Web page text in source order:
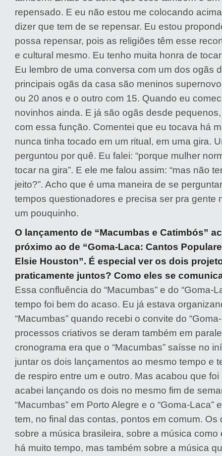
repensado. E eu não estou me colocando
dizer que tem de se repensar. Eu estou
possa repensar, pois as religiões têm esse
e cultural mesmo. Eu tenho muita honra de
Eu lembro de uma conversa com um dos ogãs
principais ogãs da casa são meninos
ou 20 anos e o outro com 15. Quando eu
novinhos ainda. E já são ogãs desde
com essa função. Comentei que eu tocava há
nunca tinha tocado em um ritual, em uma gira.
perguntou por quê. Eu falei: “porque mulher
tocar na gira”. E ele me falou assim: “mas não
jeito?”. Acho que é uma maneira de se
tempos questionadores e precisa ser pra gente
um pouquinho.
O lançamento de “Macumbas e Catimbós”
próximo ao de “Goma-Laca: Cantos
Elsie Houston”. É especial ver os dois
praticamente juntos? Como eles se
Essa confluência do “Macumbas” e do “Goma-
tempo foi bem do acaso. Eu já estava
“Macumbas” quando recebi o convite do
processos criativos se deram também em
cronograma era que o “Macumbas” saísse no
juntar os dois lançamentos ao mesmo tempo e
de respiro entre um e outro. Mas acabou que
acabei lançando os dois no mesmo fim de
“Macumbas” em Porto Alegre e o “Goma-Laca”
tem, no final das contas, pontos em comum. Os
sobre a música brasileira, sobre a música como
há muito tempo, mas também sobre a música